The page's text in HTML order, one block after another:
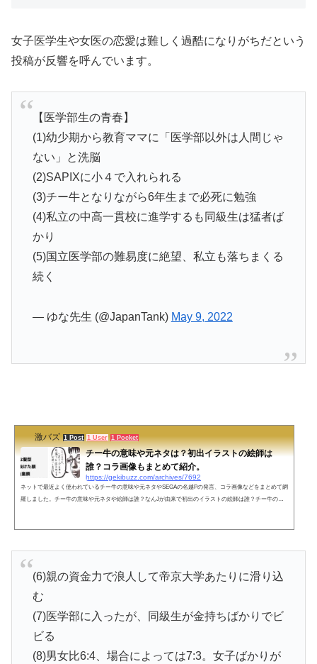
女子医学生や女医の恋愛は難しく過酷になりがちだという
投稿が反響を呼んでいます。
【医学部生の青春】
(1)幼少期から教育ママに「医学部以外は人間じゃ
ない」と洗脳
(2)SAPIXに小４で入れられる
(3)チー牛となりながら6年生まで必死に勉強
(4)私立の中高一貫校に進学するも同級生は猛者ば
かり
(5)国立医学部の難易度に絶望、私立も落ちまくる
続く
— ゆな先生 (@JapanTank) May 9, 2022
激バズ 1 Post 1 User 1 Pocket
チー牛の意味や元ネタは？初出イラストの絵師は
誰？コラ画像もまとめて紹介。
https://gekibuzz.com/archives/7692
ネットで最近よく使われているチー牛の意味や元ネタやSEGAの名越Pの発言、コラ画像などをまとめて網
羅しました。チー牛の意味や元ネタや絵師は誰？なんJが由来で初出のイラストの絵師は誰？チー牛の意
(6)親の資金力で浪人して帝京大学あたりに滑り込
む
(7)医学部に入ったが、同級生が金持ちばかりでビ
ビる
(8)男女比6:4、場合によっては7:3。女子ばかりが